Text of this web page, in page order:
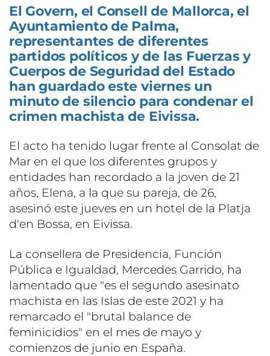
El Govern, el Consell de Mallorca, el
Ayuntamiento de Palma,
representantes de diferentes
partidos políticos y de las Fuerzas y
Cuerpos de Seguridad del Estado
han guardado este viernes un
minuto de silencio para condenar el
crimen machista de Eivissa.
El acto ha tenido lugar frente al Consolat de
Mar en el que los diferentes grupos y
entidades han recordado a la joven de 21
años, Elena, a la que su pareja, de 26,
asesinó este jueves en un hotel de la Platja
d'en Bossa, en Eivissa.
La consellera de Presidencia, Función
Pública e Igualdad, Mercedes Garrido, ha
lamentado que "es el segundo asesinato
machista en las Islas de este 2021 y ha
remarcado el "brutal balance de
feminicidios" en el mes de mayo y
comienzos de junio en España.